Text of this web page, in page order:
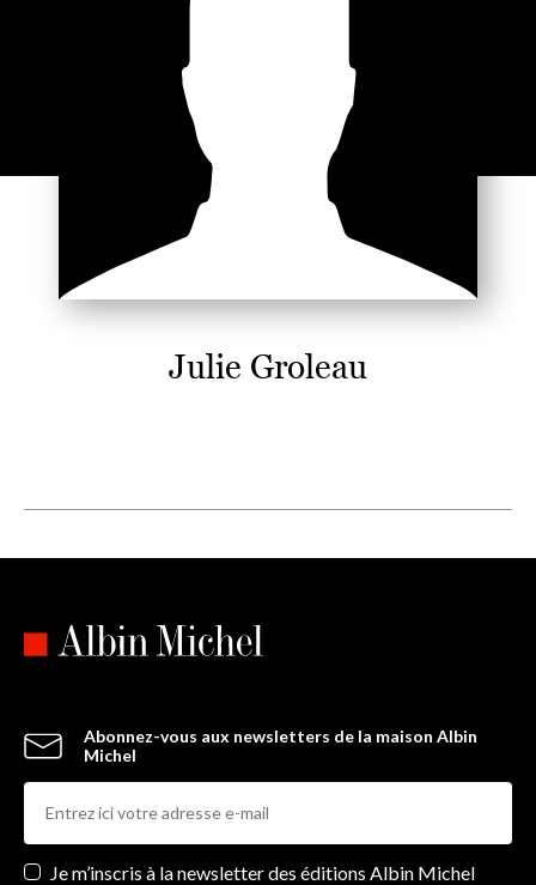
Julie Groleau
Abonnez-vous aux newsletters de la maison Albin
Michel
Newsletters
Je m’inscris à la newsletter des éditions Albin Michel